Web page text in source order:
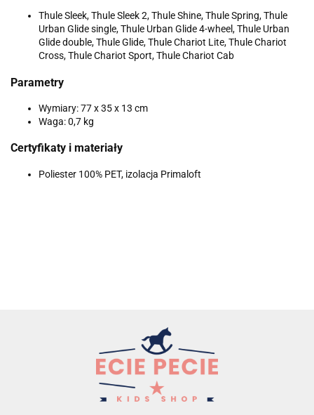
Thule Sleek, Thule Sleek 2, Thule Shine, Thule Spring, Thule
Urban Glide single, Thule Urban Glide 4-wheel, Thule Urban
Glide double, Thule Glide, Thule Chariot Lite, Thule Chariot
Cross, Thule Chariot Sport, Thule Chariot Cab
Parametry
Wymiary: 77 x 35 x 13 cm
Waga: 0,7 kg
Certyfikaty i materiały
Poliester 100% PET, izolacja Primaloft